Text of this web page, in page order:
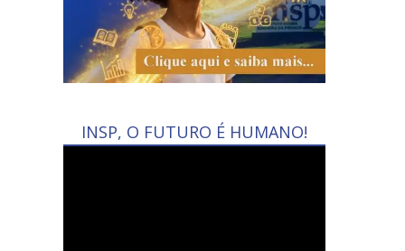
INSP, O FUTURO É HUMANO!